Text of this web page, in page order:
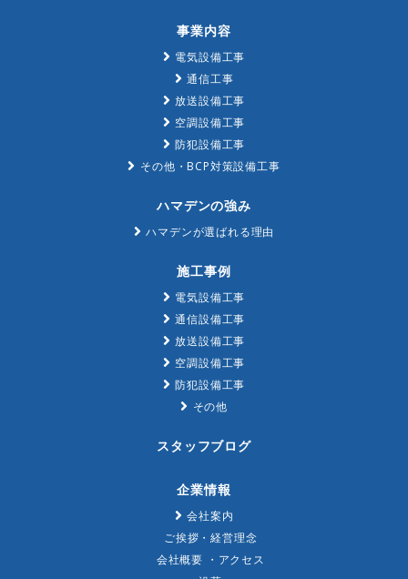
事業内容
電気設備工事
通信工事
放送設備工事
空調設備工事
防犯設備工事
その他・BCP対策設備工事
ハマデンの強み
ハマデンが選ばれる理由
施工事例
電気設備工事
通信設備工事
放送設備工事
空調設備工事
防犯設備工事
その他
スタッフブログ
企業情報
会社案内
ご挨拶・経営理念
会社概要 ・アクセス